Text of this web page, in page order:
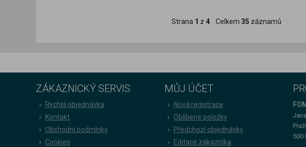
Strana 1 z 4 Celkem 35 záznamů
ZÁKAZNICKÝ SERVIS
Rychlá objednávka
Kontakt
Obchodní podmínky
Cookies
MŮJ ÚČET
Nová registrace
Oblíbené položky
Předchozí objednávky
Editace zákazníka
500